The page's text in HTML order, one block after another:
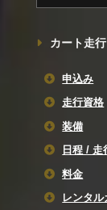
カート走行
申込み
走行資格
装備
日程 / 走
料金
レンタル